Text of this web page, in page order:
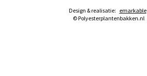
© Polyesterplantenbakken.nl
Design & realisatie: emarkable